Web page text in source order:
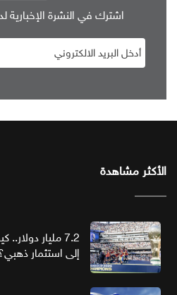
اشترك في النشرة الإخبارية
الأكثر مشاهدة
7.2 مليار
إلى استثمار